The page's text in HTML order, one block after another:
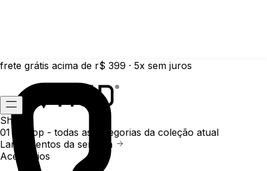
frete grátis acima de r$ 399 · 5x sem juros
Shop
01 /
Shop - todas as categorias da coleção atual
Lançamentos da semana
Acessórios